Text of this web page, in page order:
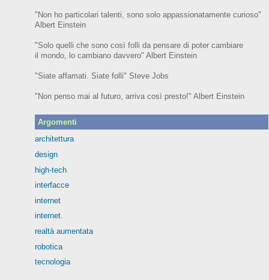
"Non ho particolari talenti, sono solo appassionatamente curioso"
Albert Einstein
"Solo quelli che sono così folli da pensare di poter cambiare
il mondo, lo cambiano davvero" Albert Einstein
"Siate affamati. Siate folli" Steve Jobs
"Non penso mai al futuro, arriva così presto!" Albert Einstein
Argomenti
architettura
design
high-tech
interfacce
internet
internet.
realtà aumentata
robotica
tecnologia